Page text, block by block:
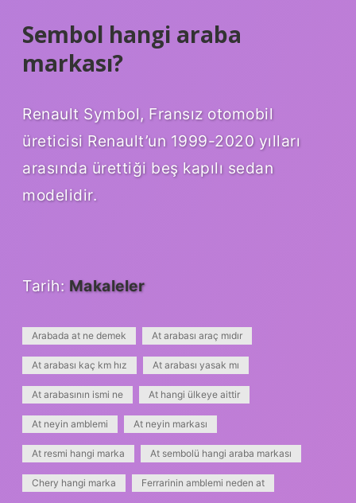
Sembol hangi araba
markası?
Renault Symbol, Fransız otomobil
üreticisi Renault’un 1999-2020 yılları
arasında ürettiği beş kapılı sedan
modelidir.
Tarih: Makaleler
Arabada at ne demek At arabası araç mıdır
At arabası kaç km hız At arabası yasak mı
At arabasının ismi ne At hangi ülkeye aittir
At neyin amblemi At neyin markası
At resmi hangi marka At sembolü hangi araba markası
Chery hangi marka Ferrarinin amblemi neden at